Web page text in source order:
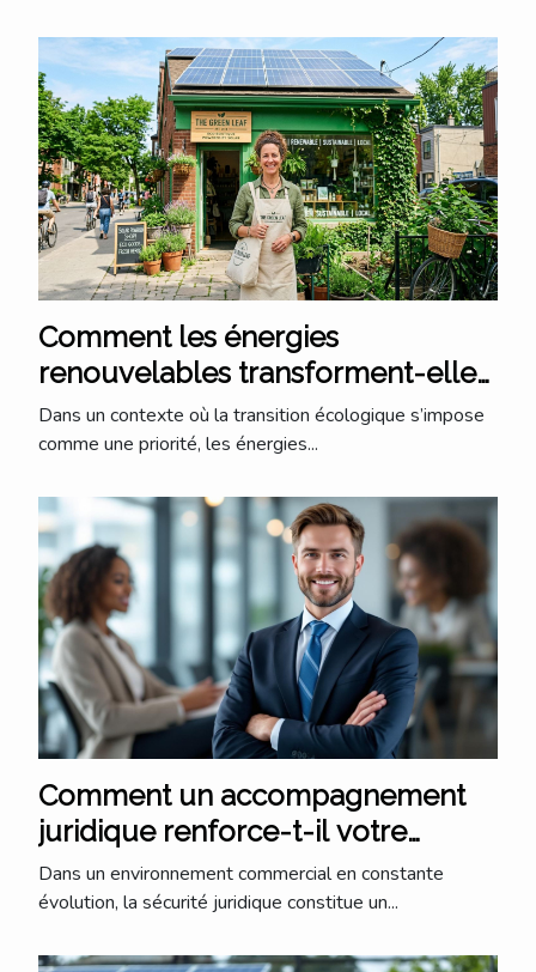
Comment les énergies
renouvelables transforment-elles
le secteur des PME ?
Dans un contexte où la transition écologique s’impose
comme une priorité, les énergies...
Comment un accompagnement
juridique renforce-t-il votre
activité commerciale ?
Dans un environnement commercial en constante
évolution, la sécurité juridique constitue un...